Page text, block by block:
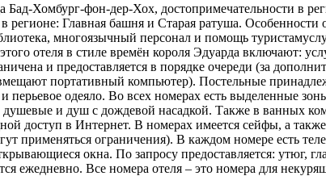
Бад-Хомбург-фон-дер-Хох, достопримечательности в
Главная башня и Старая ратуша. Особенности
многоязычный персонал и помощь
отеля в стиле времён короля Эдуарда включают:
и предоставляется в порядке очереди (за
портативный компьютер). Постельные
перьевое одеяло. Во всех номерах есть выделенные
и душ с дождевой насадкой. Также в ванных
доступ в Интернет. В номерах имеется сейфы, а
применяться ограничения). В каждом номере есть
окна. По запросу предоставляется: утюг,
ежедневно. Все номера отеля – это номера для